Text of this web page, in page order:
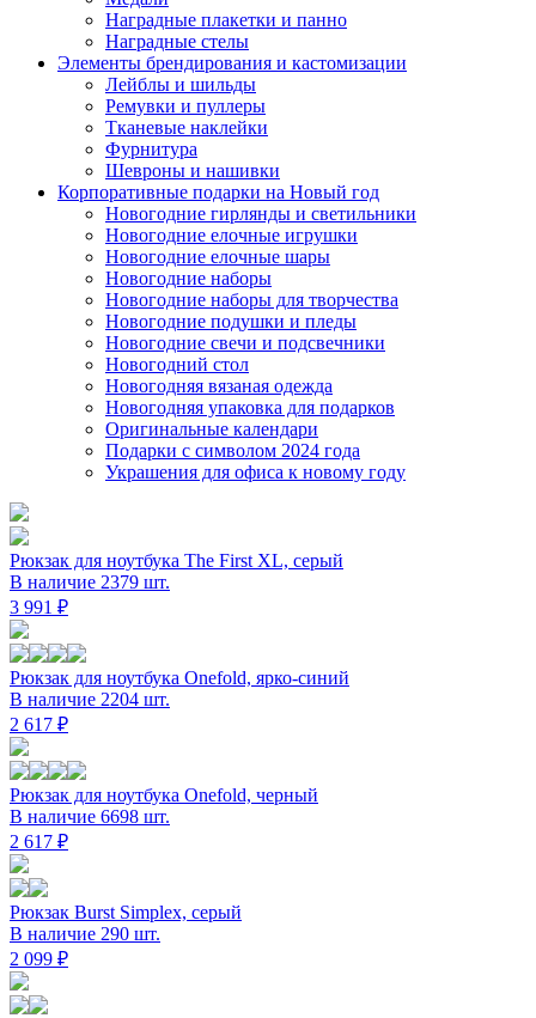
Наградные плакетки и панно
Наградные стелы
Элементы брендирования и кастомизации
Лейблы и шильды
Ремувки и пуллеры
Тканевые наклейки
Фурнитура
Шевроны и нашивки
Корпоративные подарки на Новый год
Новогодние гирлянды и светильники
Новогодние елочные игрушки
Новогодние елочные шары
Новогодние наборы
Новогодние наборы для творчества
Новогодние подушки и пледы
Новогодние свечи и подсвечники
Новогодний стол
Новогодняя вязаная одежда
Новогодняя упаковка для подарков
Оригинальные календари
Подарки с символом 2024 года
Украшения для офиса к новому году
Рюкзак для ноутбука The First XL, серый
В наличие 2379 шт.
3 991 ₽
Рюкзак для ноутбука Onefold, ярко-синий
В наличие 2204 шт.
2 617 ₽
Рюкзак для ноутбука Onefold, черный
В наличие 6698 шт.
2 617 ₽
Рюкзак Burst Simplex, серый
В наличие 290 шт.
2 099 ₽